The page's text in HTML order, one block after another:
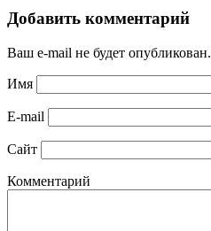
Добавить комментарий
Ваш e-mail не будет опубликован.
Имя
E-mail
Сайт
Комментарий